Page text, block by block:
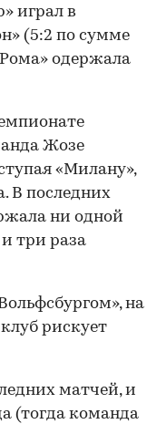
играл в
(5:2 по сумме
одержала
Жозе
«Милану»,
В последних
ни одной
три раза
на
рискует
матчей, и
(тогда команда